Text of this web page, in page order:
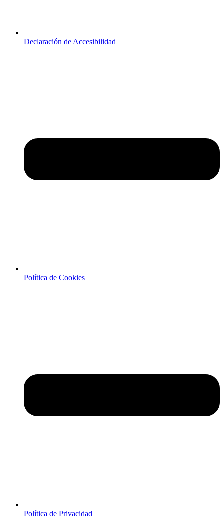
Declaración de Accesibilidad
Política de Cookies
Política de Privacidad